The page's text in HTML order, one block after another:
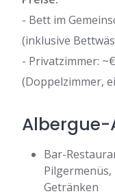
- Bett im
(inklusive
- Privatzimmer:
(Doppelzimmer,
Bar-
Getränken